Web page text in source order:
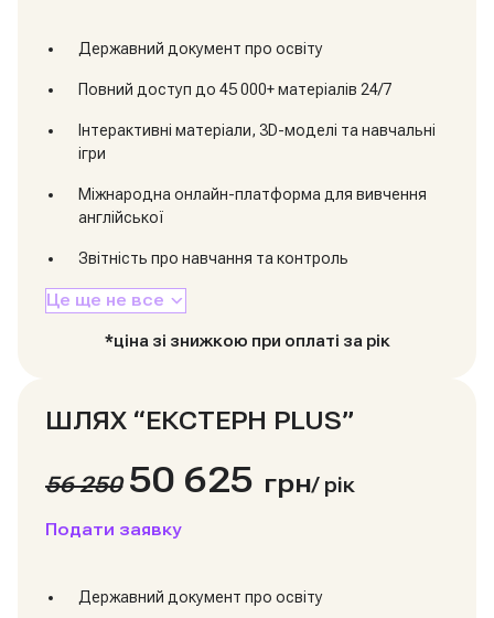
Державний документ про освіту
Повний доступ до 45 000+ матеріалів 24/7
Інтерактивні матеріали, 3D-моделі та навчальні
ігри
Міжнародна онлайн-платформа для вивчення
англійської
Звітність про навчання та контроль
Це ще не все
*ціна зі знижкою при оплаті за рік
ШЛЯХ “ЕКСТЕРН PLUS”
56 250 50 625 грн/ рік
Подати заявку
Державний документ про освіту